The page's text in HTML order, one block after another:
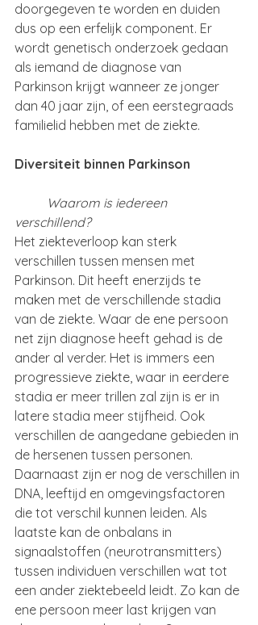
doorgegeven te worden en duiden
dus op een erfelijk component. Er
wordt genetisch onderzoek gedaan
als iemand de diagnose van
Parkinson krijgt wanneer ze jonger
dan 40 jaar zijn, of een eerstegraads
familielid hebben met de ziekte.
Diversiteit binnen Parkinson
verschillend?
Het ziekteverloop kan sterk
verschillen tussen mensen met
Parkinson. Dit heeft enerzijds te
maken met de verschillende stadia
van de ziekte. Waar de ene persoon
net zijn diagnose heeft gehad is de
ander al verder. Het is immers een
progressieve ziekte, waar in eerdere
stadia er meer trillen zal zijn is er in
latere stadia meer stijfheid. Ook
verschillen de aangedane gebieden in
de hersenen tussen personen.
Daarnaast zijn er nog de verschillen in
DNA, leeftijd en omgevingsfactoren
die tot verschil kunnen leiden. Als
laatste kan de onbalans in
signaalstoffen (neurotransmitters)
tussen individuen verschillen wat tot
een ander ziektebeeld leidt. Zo kan de
ene persoon meer last krijgen van